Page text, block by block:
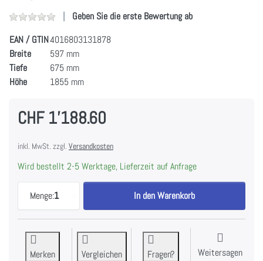
Geben Sie die erste Bewertung ab
EAN / GTIN4016803131878
Breite
597 mm
Tiefe
675 mm
Höhe
1855 mm
CHF 1'188.60
inkl. MwSt. zzgl. Versandkosten
Wird bestellt 2-5 Werktage, Lieferzeit auf Anfrage
Menge:1
LIEBHERR SFNd 5227-22 Gefrierschrank Plus
In den Warenkorb
Merken Vergleichen Fragen? Weitersagen